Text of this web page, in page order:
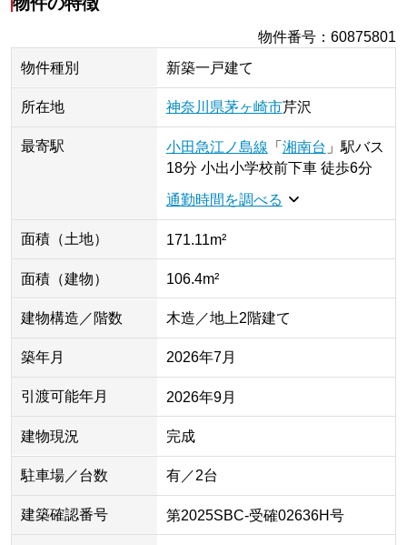
物件番号 ：60875801
物件種別
新築一戸建て
所在地 神奈川県茅ヶ崎市芹沢
最寄駅 小田急江ノ島線 「 湘南台 」 駅バス
18分 小出小学校前下車 徒歩6分
通勤時間を調べる
面積（土地） 171.11m²
面積（建物） 106.4m²
建物構造／階数 木造／地上2階建て
築年月 2026年7月
引渡可能年月 2026年9月
建物現況 完成
駐車場／台数 有／2台
建築確認番号 第2025SBC-受確02636H号